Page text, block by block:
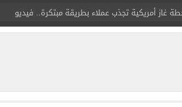
روميل بعد تطويره
عروض وحملات تجارية لدعم النادي (فيديو)
التابع لصندوق مكافحة وعلاج الإدمان بمطروح